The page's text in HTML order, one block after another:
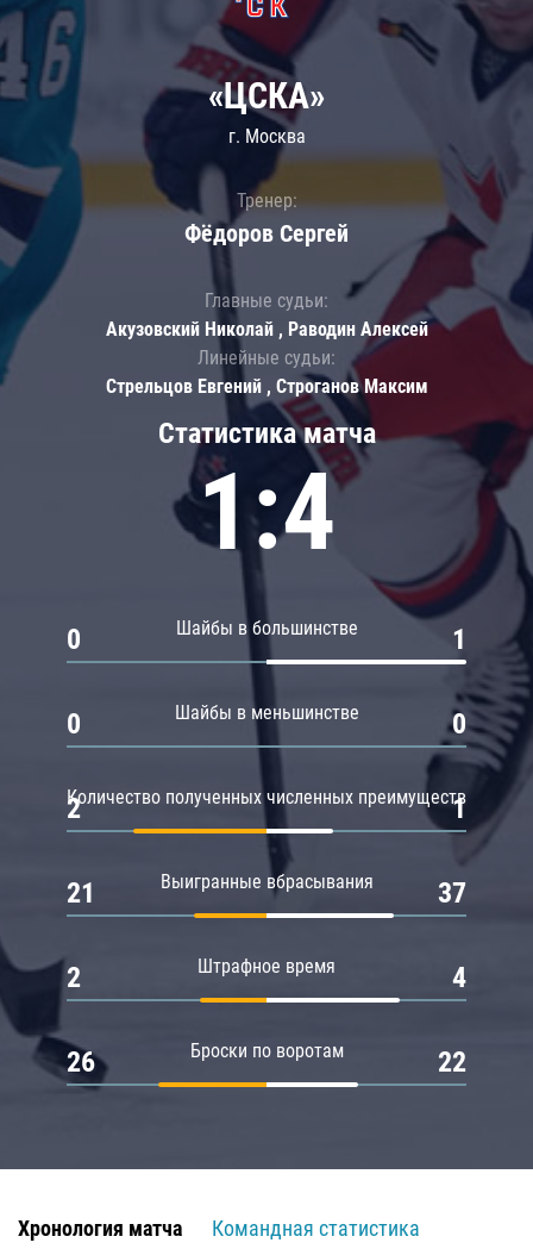
Статистика матча
1:4
Шайбы в большинстве
0 1
Шайбы в меньшинстве
0 0
Количество полученных численных преимуществ
2 1
Выигранные вбрасывания
21 37
Штрафное время
2 4
Броски по воротам
26 22
«ЦСКА»
г. Москва
Тренер:
Фёдоров Сергей
Главные судьи:
Акузовский Николай , Раводин Алексей
Линейные судьи:
Стрельцов Евгений , Строганов Максим
Хронология матча
Командная статистика